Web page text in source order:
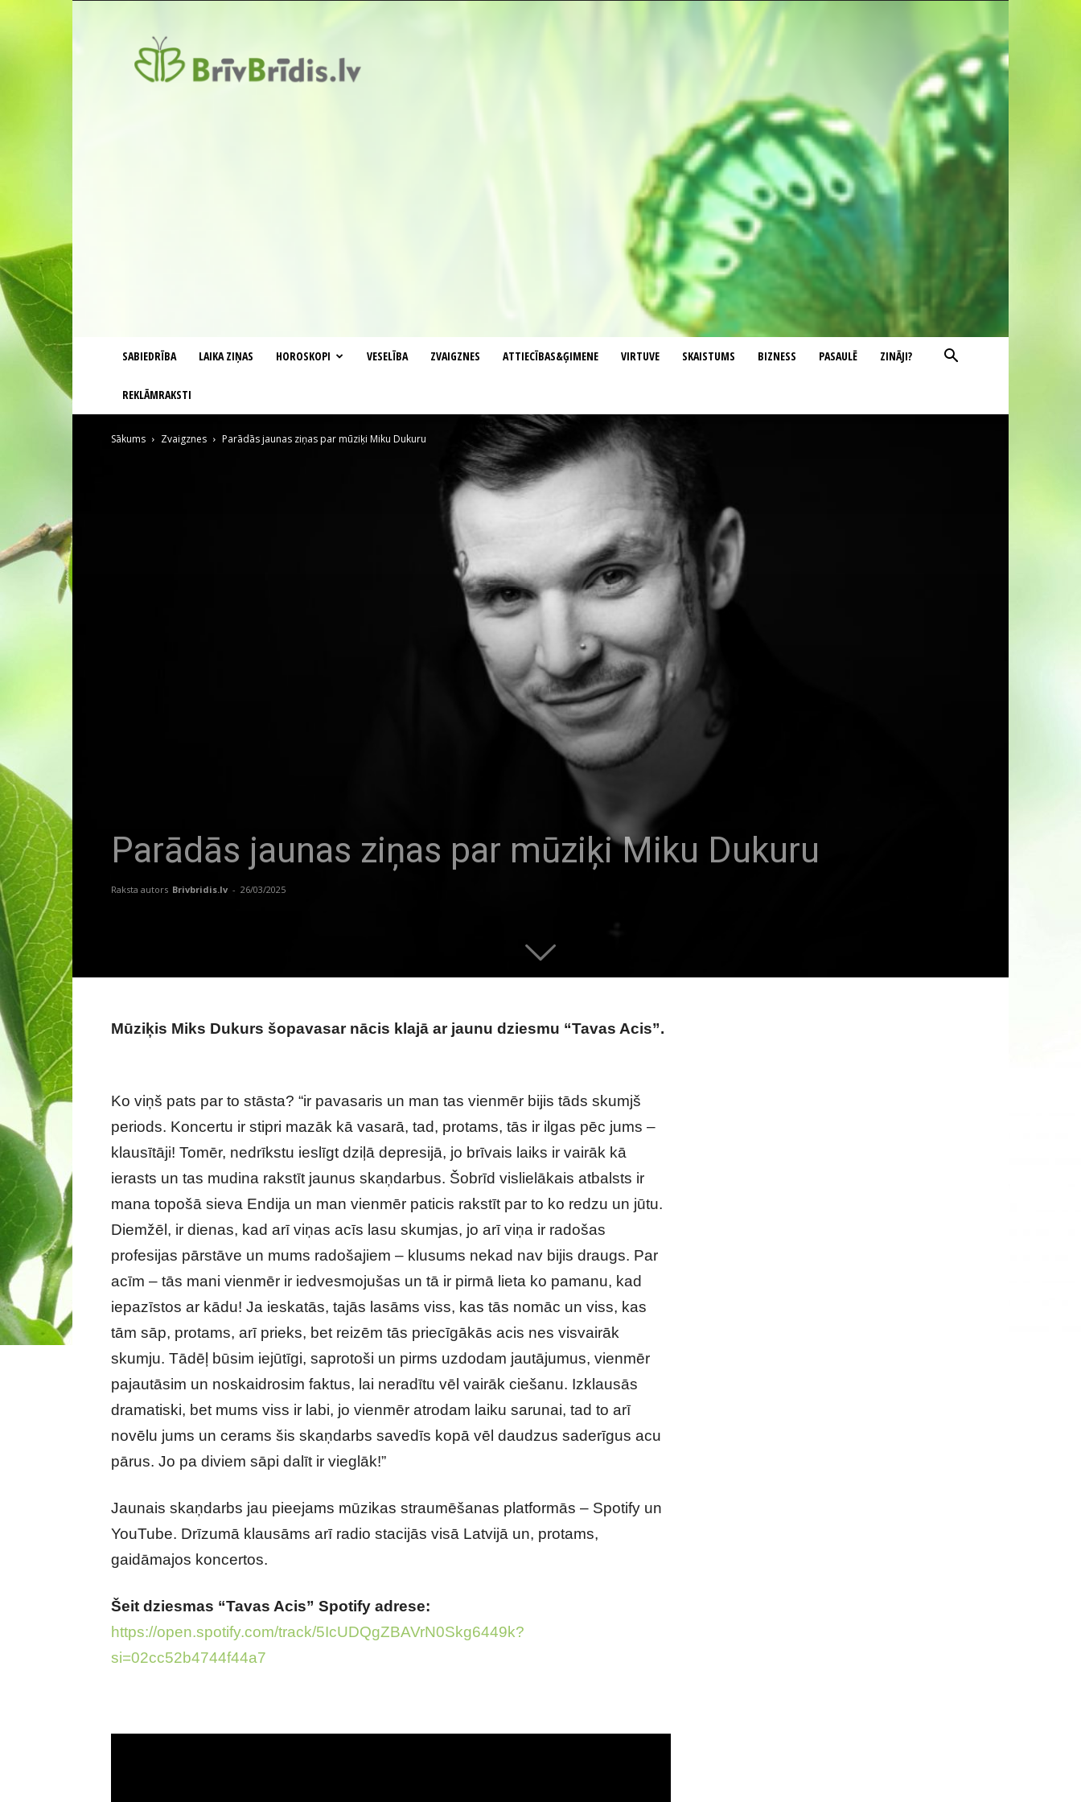
SABIEDRĪBA LAIKA ZIŅAS HOROSKOPI VESELĪBA ZVAIGZNES ATTIECĪBAS&ĢIMENE VIRTUVE SKAISTUMS BIZNESS PASAULĒ ZINĀJI?
REKLĀMRAKSTI
Sākums Zvaigznes Parādās jaunas ziņas par mūziķi Miku Dukuru
Parādās jaunas ziņas par mūziķi Miku Dukuru
Raksta autors Brivbridis.lv - 26/03/2025
Mūziķis Miks Dukurs šopavasar nācis klajā ar jaunu dziesmu “Tavas Acis”.
Ko viņš pats par to stāsta? “ir pavasaris un man tas vienmēr bijis tāds skumjš
periods. Koncertu ir stipri mazāk kā vasarā, tad, protams, tās ir ilgas pēc jums –
klausītāji! Tomēr, nedrīkstu ieslīgt dziļā depresijā, jo brīvais laiks ir vairāk kā
ierasts un tas mudina rakstīt jaunus skaņdarbus. Šobrīd vislielākais atbalsts ir
mana topošā sieva Endija un man vienmēr paticis rakstīt par to ko redzu un jūtu.
Diemžēl, ir dienas, kad arī viņas acīs lasu skumjas, jo arī viņa ir radošas
profesijas pārstāve un mums radošajiem – klusums nekad nav bijis draugs. Par
acīm – tās mani vienmēr ir iedvesmojušas un tā ir pirmā lieta ko pamanu, kad
iepazīstos ar kādu! Ja ieskatās, tajās lasāms viss, kas tās nomāc un viss, kas
tām sāp, protams, arī prieks, bet reizēm tās priecīgākās acis nes visvairāk
skumju. Tādēļ būsim iejūtīgi, saprotoši un pirms uzdodam jautājumus, vienmēr
pajautāsim un noskaidrosim faktus, lai neradītu vēl vairāk ciešanu. Izklausās
dramatiski, bet mums viss ir labi, jo vienmēr atrodam laiku sarunai, tad to arī
novēlu jums un cerams šis skaņdarbs savedīs kopā vēl daudzus saderīgus acu
pārus. Jo pa diviem sāpi dalīt ir vieglāk!”
Jaunais skaņdarbs jau pieejams mūzikas straumēšanas platformās – Spotify un
YouTube. Drīzumā klausāms arī radio stacijās visā Latvijā un, protams,
gaidāmajos koncertos.
Šeit dziesmas “Tavas Acis” Spotify adrese:
https://open.spotify.com/track/5IcUDQgZBAVrN0Skg6449k?
si=02cc52b4744f44a7